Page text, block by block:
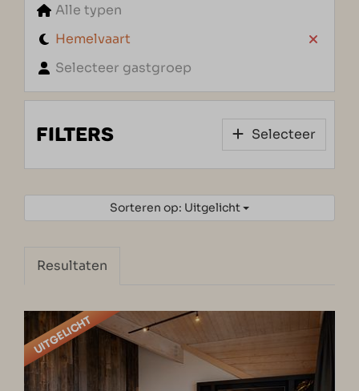
Alle typen
Hemelvaart
Selecteer gastgroep
FILTERS Selecteer
Sorteren op: Uitgelicht
Resultaten
UITGELICHT